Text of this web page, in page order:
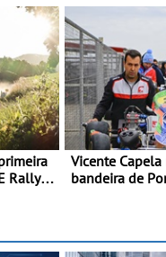
Rally
Vicente
bandeira de
de Kart, em